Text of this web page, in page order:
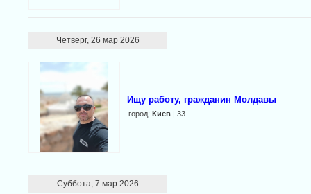
Четверг, 26 мар 2026
Ищу работу, гражданин Молдавы
город: Киев| 33
Суббота, 7 мар 2026